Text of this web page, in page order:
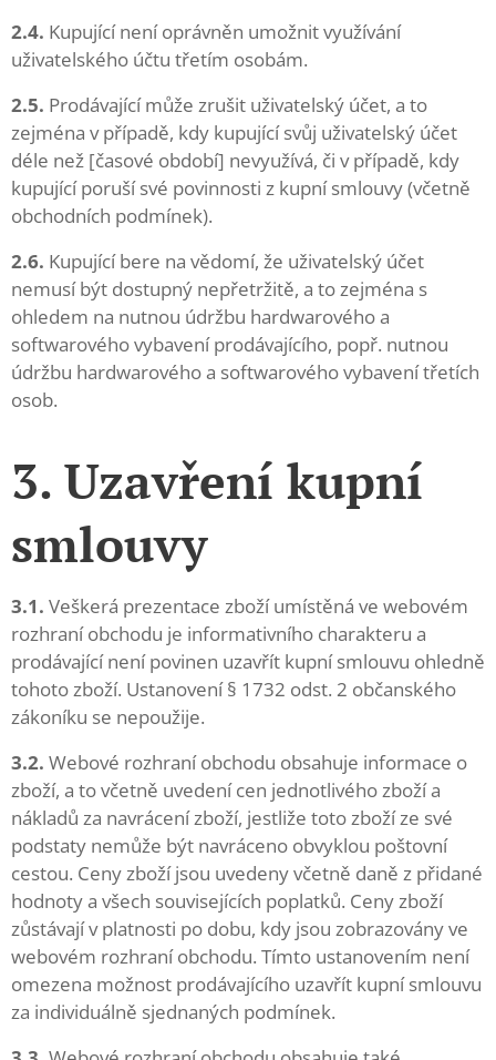
2.4. Kupující není oprávněn umožnit využívání
uživatelského účtu třetím osobám.
2.5. Prodávající může zrušit uživatelský účet, a to
zejména v případě, kdy kupující svůj uživatelský účet
déle než [časové období] nevyužívá, či v případě, kdy
kupující poruší své povinnosti z kupní smlouvy (včetně
obchodních podmínek).
2.6. Kupující bere na vědomí, že uživatelský účet
nemusí být dostupný nepřetržitě, a to zejména s
ohledem na nutnou údržbu hardwarového a
softwarového vybavení prodávajícího, popř. nutnou
údržbu hardwarového a softwarového vybavení třetích
osob.
3. Uzavření kupní
smlouvy
3.1. Veškerá prezentace zboží umístěná ve webovém
rozhraní obchodu je informativního charakteru a
prodávající není povinen uzavřít kupní smlouvu ohledně
tohoto zboží. Ustanovení § 1732 odst. 2 občanského
zákoníku se nepoužije.
3.2. Webové rozhraní obchodu obsahuje informace o
zboží, a to včetně uvedení cen jednotlivého zboží a
nákladů za navrácení zboží, jestliže toto zboží ze své
podstaty nemůže být navráceno obvyklou poštovní
cestou. Ceny zboží jsou uvedeny včetně daně z přidané
hodnoty a všech souvisejících poplatků. Ceny zboží
zůstávají v platnosti po dobu, kdy jsou zobrazovány ve
webovém rozhraní obchodu. Tímto ustanovením není
omezena možnost prodávajícího uzavřít kupní smlouvu
za individuálně sjednaných podmínek.